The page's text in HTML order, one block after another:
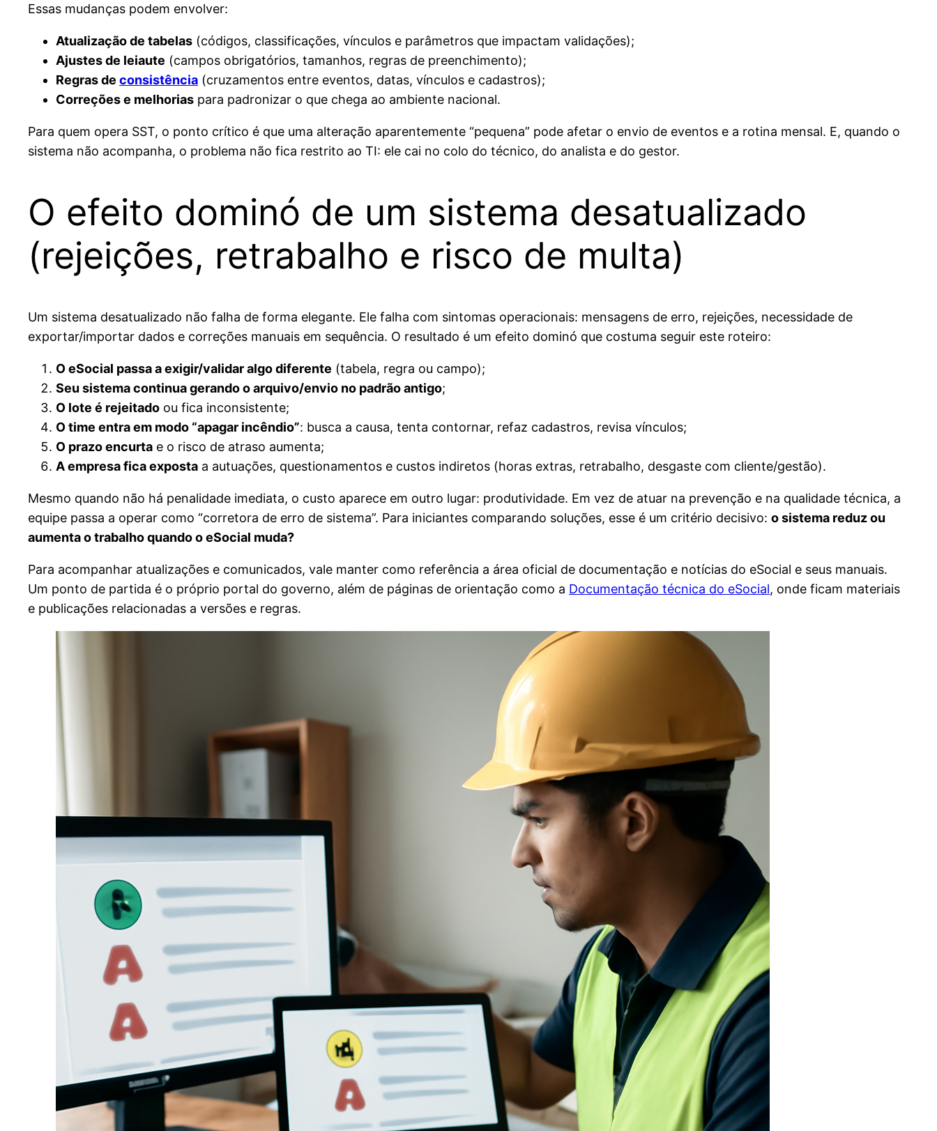
Essas mudanças podem envolver:
Atualização de tabelas (códigos, classificações, vínculos e parâmetros que impactam validações);
Ajustes de leiaute (campos obrigatórios, tamanhos, regras de preenchimento);
Regras de consistência (cruzamentos entre eventos, datas, vínculos e cadastros);
Correções e melhorias para padronizar o que chega ao ambiente nacional.
Para quem opera SST, o ponto crítico é que uma alteração aparentemente “pequena” pode afetar o envio de eventos e a rotina mensal. E, quando o
sistema não acompanha, o problema não fica restrito ao TI: ele cai no colo do técnico, do analista e do gestor.
O efeito dominó de um sistema desatualizado
(rejeições, retrabalho e risco de multa)
Um sistema desatualizado não falha de forma elegante. Ele falha com sintomas operacionais: mensagens de erro, rejeições, necessidade de
exportar/importar dados e correções manuais em sequência. O resultado é um efeito dominó que costuma seguir este roteiro:
O eSocial passa a exigir/validar algo diferente (tabela, regra ou campo);
Seu sistema continua gerando o arquivo/envio no padrão antigo;
O lote é rejeitado ou fica inconsistente;
O time entra em modo “apagar incêndio”: busca a causa, tenta contornar, refaz cadastros, revisa vínculos;
O prazo encurta e o risco de atraso aumenta;
A empresa fica exposta a autuações, questionamentos e custos indiretos (horas extras, retrabalho, desgaste com cliente/gestão).
Mesmo quando não há penalidade imediata, o custo aparece em outro lugar: produtividade. Em vez de atuar na prevenção e na qualidade técnica, a
equipe passa a operar como “corretora de erro de sistema”. Para iniciantes comparando soluções, esse é um critério decisivo: o sistema reduz ou
aumenta o trabalho quando o eSocial muda?
Para acompanhar atualizações e comunicados, vale manter como referência a área oficial de documentação e notícias do eSocial e seus manuais.
Um ponto de partida é o próprio portal do governo, além de páginas de orientação como a Documentação técnica do eSocial, onde ficam materiais
e publicações relacionadas a versões e regras.